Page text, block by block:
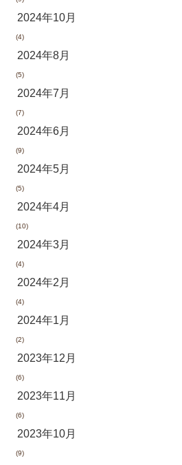
2024年10月
(4)
2024年8月
(5)
2024年7月
(7)
2024年6月
(9)
2024年5月
(5)
2024年4月
(10)
2024年3月
(4)
2024年2月
(4)
2024年1月
(2)
2023年12月
(6)
2023年11月
(6)
2023年10月
(9)